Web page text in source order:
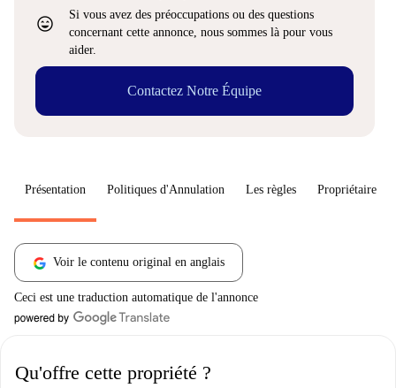
sentiment_very_satisfied
Si vous avez des préoccupations ou des questions
concernant cette annonce, nous sommes là pour vous
aider.
Contactez Notre Équipe
Présentation Politiques d'Annulation Les règles Propriétaire
Voir le contenu original en anglais
Ceci est une traduction automatique de l'annonce
Qu'offre cette propriété ?